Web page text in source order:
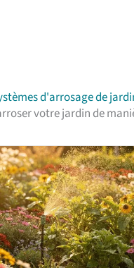
d'arrosage de
votre jardin de